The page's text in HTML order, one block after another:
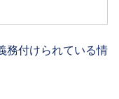
務付けられている情